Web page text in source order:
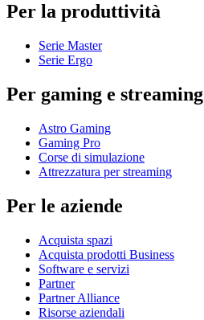
Per la produttività
Serie Master
Serie Ergo
Per gaming e streaming
Astro Gaming
Gaming Pro
Corse di simulazione
Attrezzatura per streaming
Per le aziende
Acquista spazi
Acquista prodotti Business
Software e servizi
Partner
Partner Alliance
Risorse aziendali